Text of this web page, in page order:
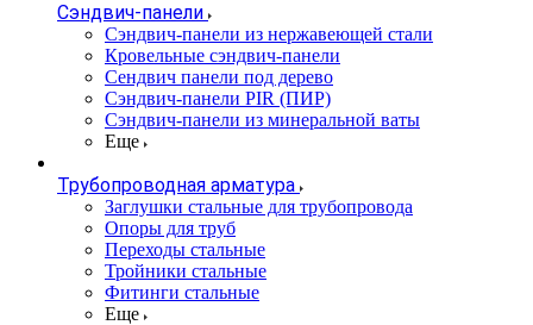
Сэндвич-панели
Cэндвич-панели из нержавеющей стали
Кровельные сэндвич-панели
Сендвич панели под дерево
Сэндвич-панели PIR (ПИР)
Сэндвич-панели из минеральной ваты
Еще
Трубопроводная арматура
Заглушки стальные для трубопровода
Опоры для труб
Переходы стальные
Тройники стальные
Фитинги стальные
Еще